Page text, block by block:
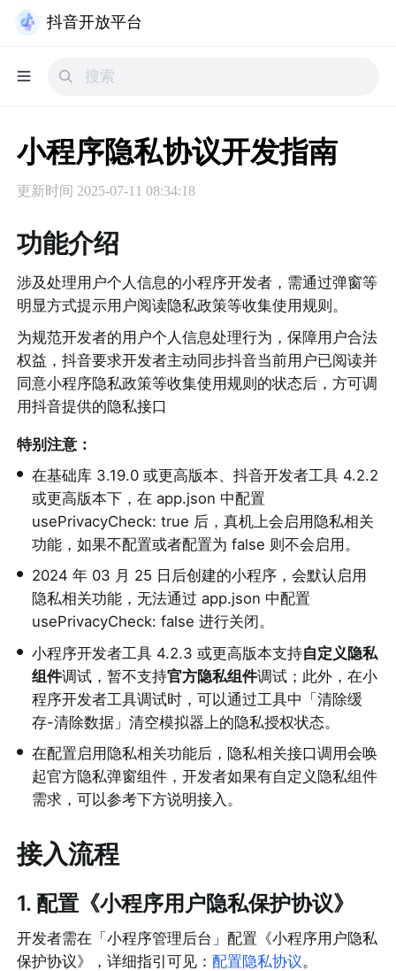
抖音开放平台
小程序隐私协议开发指南
更新时间 2025-07-11 08:34:18
功能介绍
涉及处理用户个人信息的小程序开发者，需通过弹窗等
明显方式提示用户阅读隐私政策等收集使用规则。
为规范开发者的用户个人信息处理行为，保障用户合法
权益，抖音要求开发者主动同步抖音当前用户已阅读并
同意小程序隐私政策等收集使用规则的状态后，方可调
用抖音提供的隐私接口
特别注意：
• 在基础库 3.19.0 或更高版本、抖音开发者工具 4.2.2
或更高版本下，在 app.json 中配置
usePrivacyCheck: true 后，真机上会启用隐私相关
功能，如果不配置或者配置为 false 则不会启用。
• 2024 年 03 月 25 日后创建的小程序，会默认启用
隐私相关功能，无法通过 app.json 中配置
usePrivacyCheck: false 进行关闭。
• 小程序开发者工具 4.2.3 或更高版本支持自定义隐私
组件调试，暂不支持官方隐私组件调试；此外，在小
程序开发者工具调试时，可以通过工具中「清除缓
存-清除数据」清空模拟器上的隐私授权状态。
• 在配置启用隐私相关功能后，隐私相关接口调用会唤
起官方隐私弹窗组件，开发者如果有自定义隐私组件
需求，可以参考下方说明接入。
接入流程
1. 配置《小程序用户隐私保护协议》
开发者需在「小程序管理后台」配置《小程序用户隐私
保护协议》，详细指引可见：配置隐私协议 。